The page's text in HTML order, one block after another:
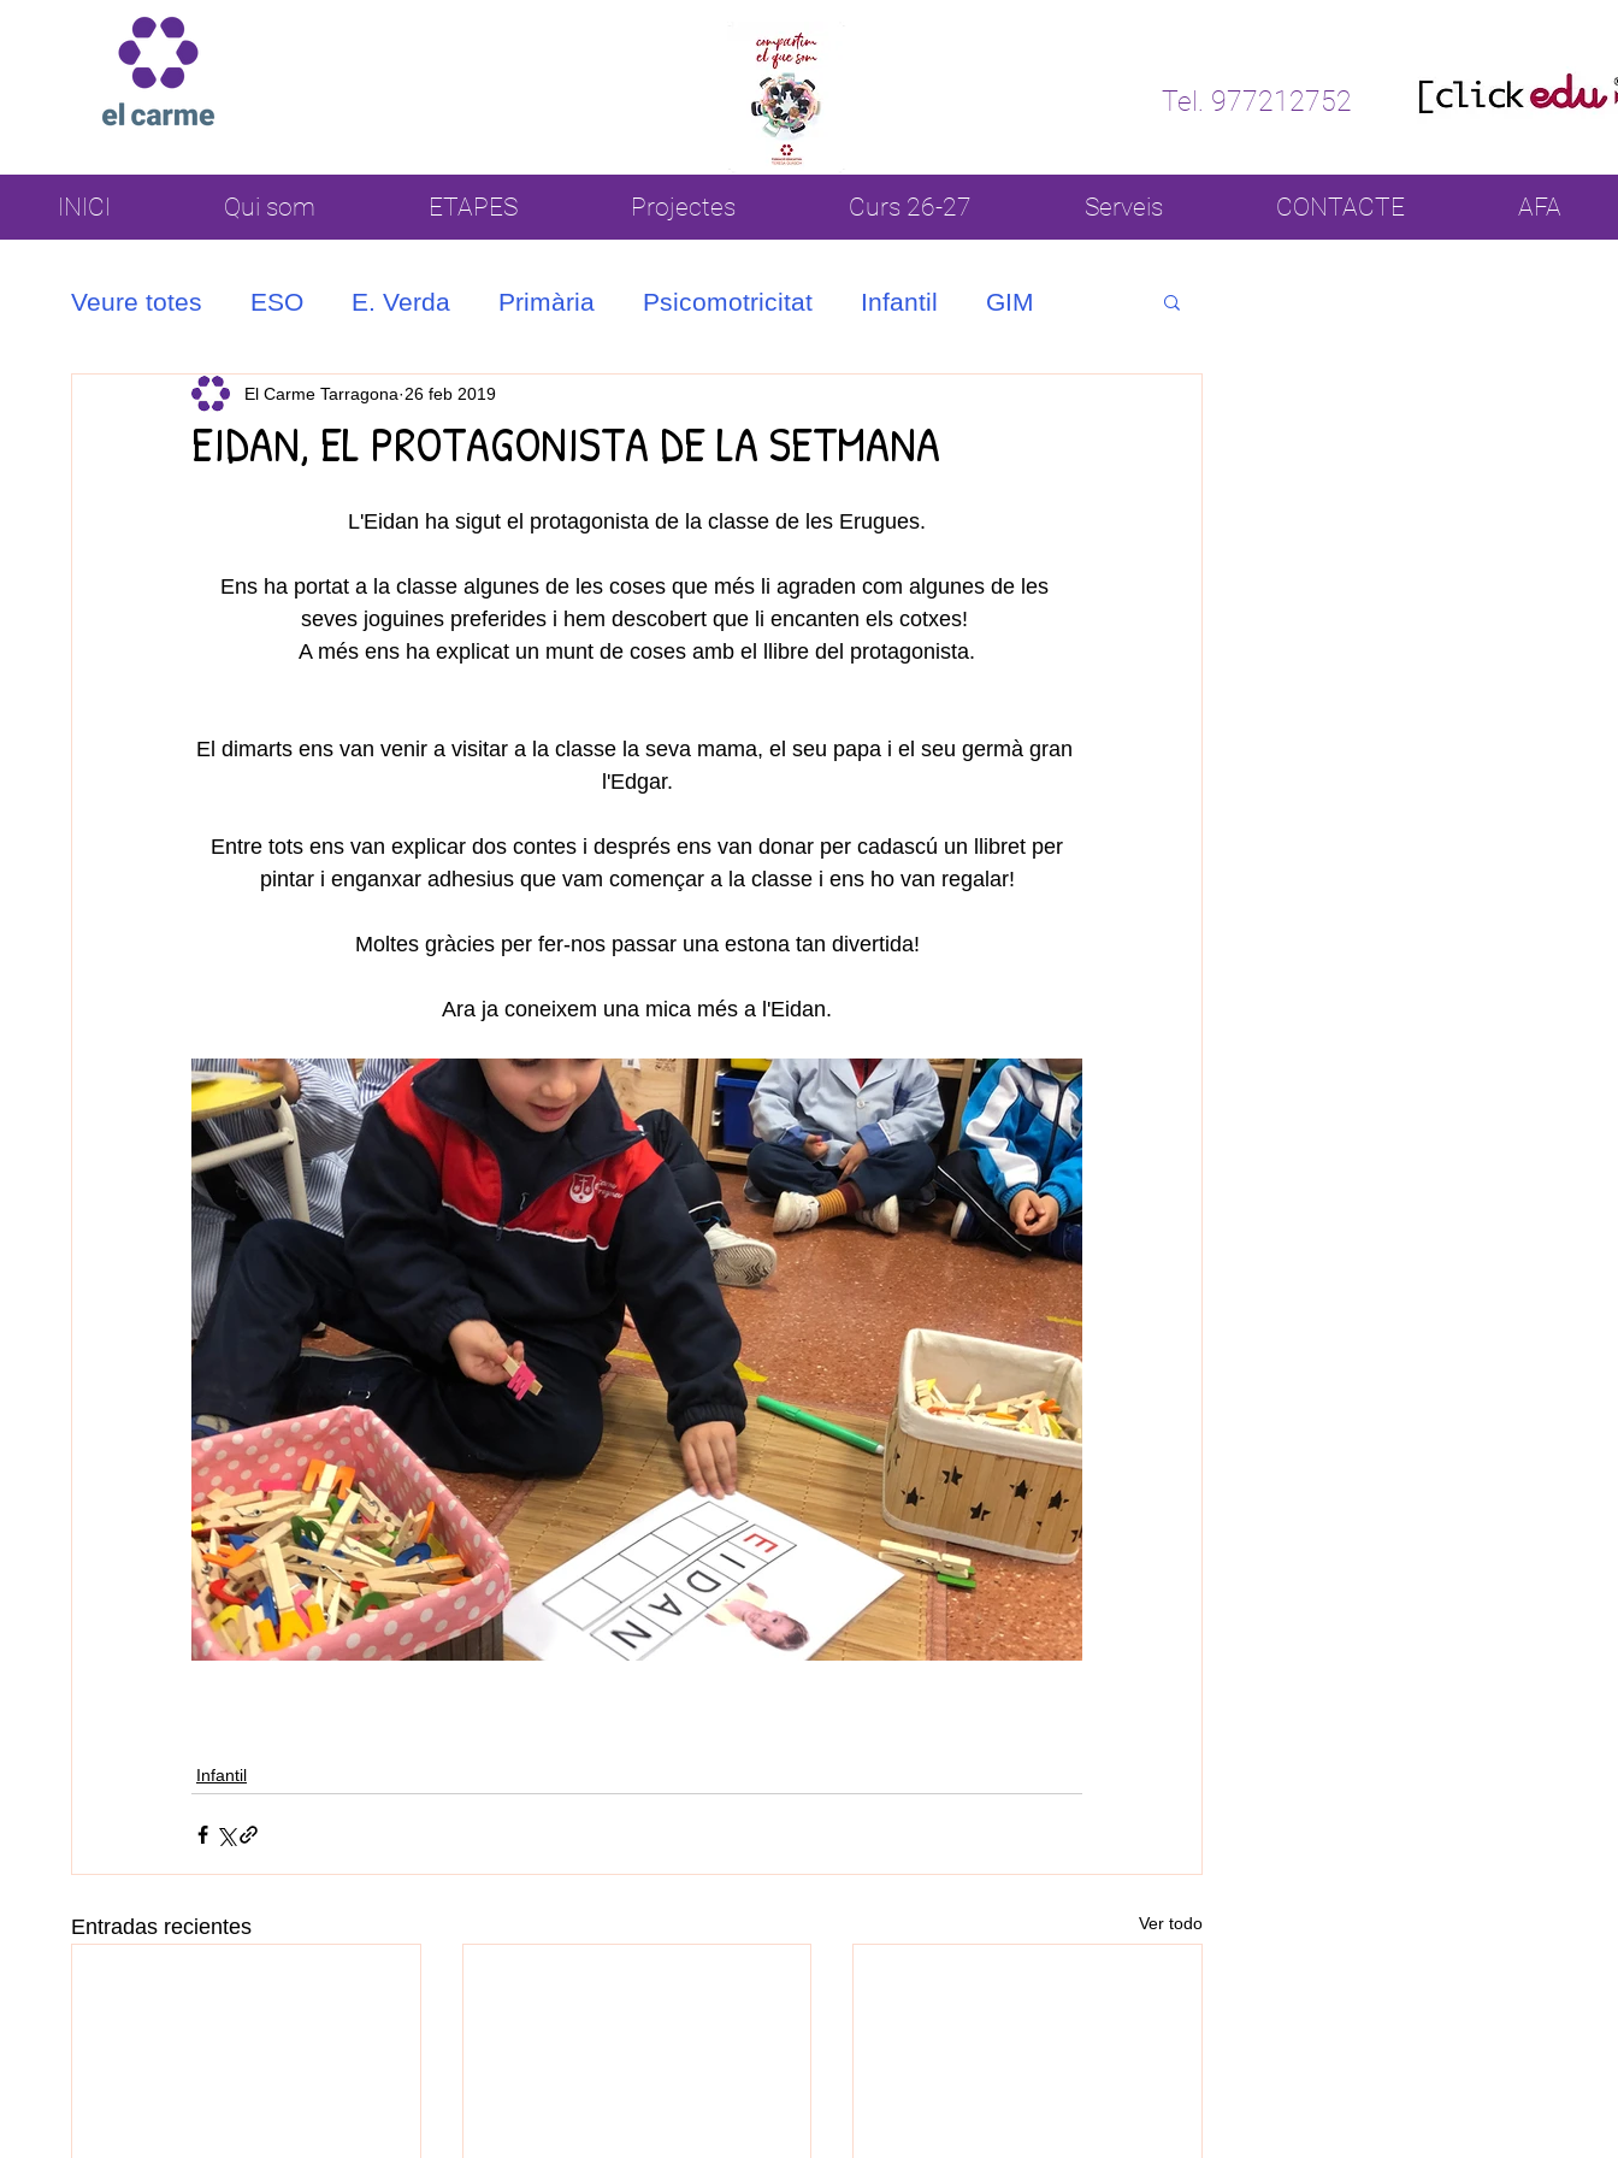
Tel. 977212752
INICI Qui som ETAPES Projectes Curs 26-27 Serveis CONTACTE AFA
Veure totes ESO E. Verda Primària Psicomotricitat Infantil GIM
EIDAN, EL PROTAGONISTA DE LA SETMANA
El Carme Tarragona 26 feb 2019
L'Eidan ha sigut el protagonista de la classe de les Erugues.
Ens ha portat a la classe algunes de les coses que més li agraden com algunes de les
seves joguines preferides i hem descobert que li encanten els cotxes!
A més ens ha explicat un munt de coses amb el llibre del protagonista.
El dimarts ens van venir a visitar a la classe la seva mama, el seu papa i el seu germà gran
l'Edgar.
pintar i enganxar adhesius que vam començar a la classe i ens ho van regalar!
Moltes gràcies per fer-nos passar una estona tan divertida!
Ara ja coneixem una mica més a l'Eidan.
Infantil
Entradas recientes Ver todo